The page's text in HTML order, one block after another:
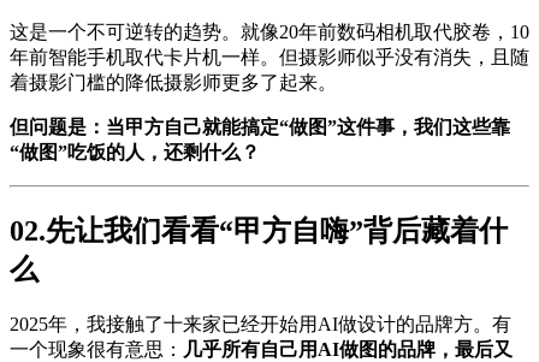
这是一个不可逆转的趋势。就像20年前数码相机取代胶卷，10
年前智能手机取代卡片机一样。但摄影师似乎没有消失，且随
着摄影门槛的降低摄影师更多了起来。
但问题是：当甲方自己就能搞定“做图”这件事，我们这些靠
“做图”吃饭的人，还剩什么？
02.先让我们看看“甲方自嗨”背后藏着什
么
2025年，我接触了十来家已经开始用AI做设计的品牌方。有
一个现象很有意思： 几乎所有自己用AI做图的品牌，最后又